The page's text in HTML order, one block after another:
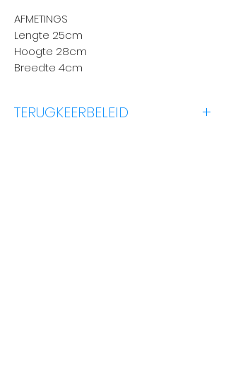
AFMETINGS
Lengte 25cm
Hoogte 28cm
Breedte 4cm
TERUGKEERBELEID